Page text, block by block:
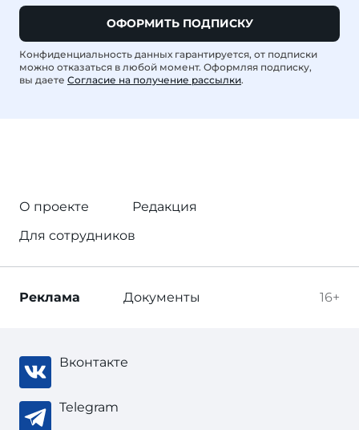
ОФОРМИТЬ ПОДПИСКУ
Конфиденциальность данных гарантируется, от подписки
можно отказаться в любой момент. Оформляя подписку,
вы даете Согласие на получение рассылки.
О проекте
Редакция
Для сотрудников
16+
Реклама Документы
Вконтакте
Telegram